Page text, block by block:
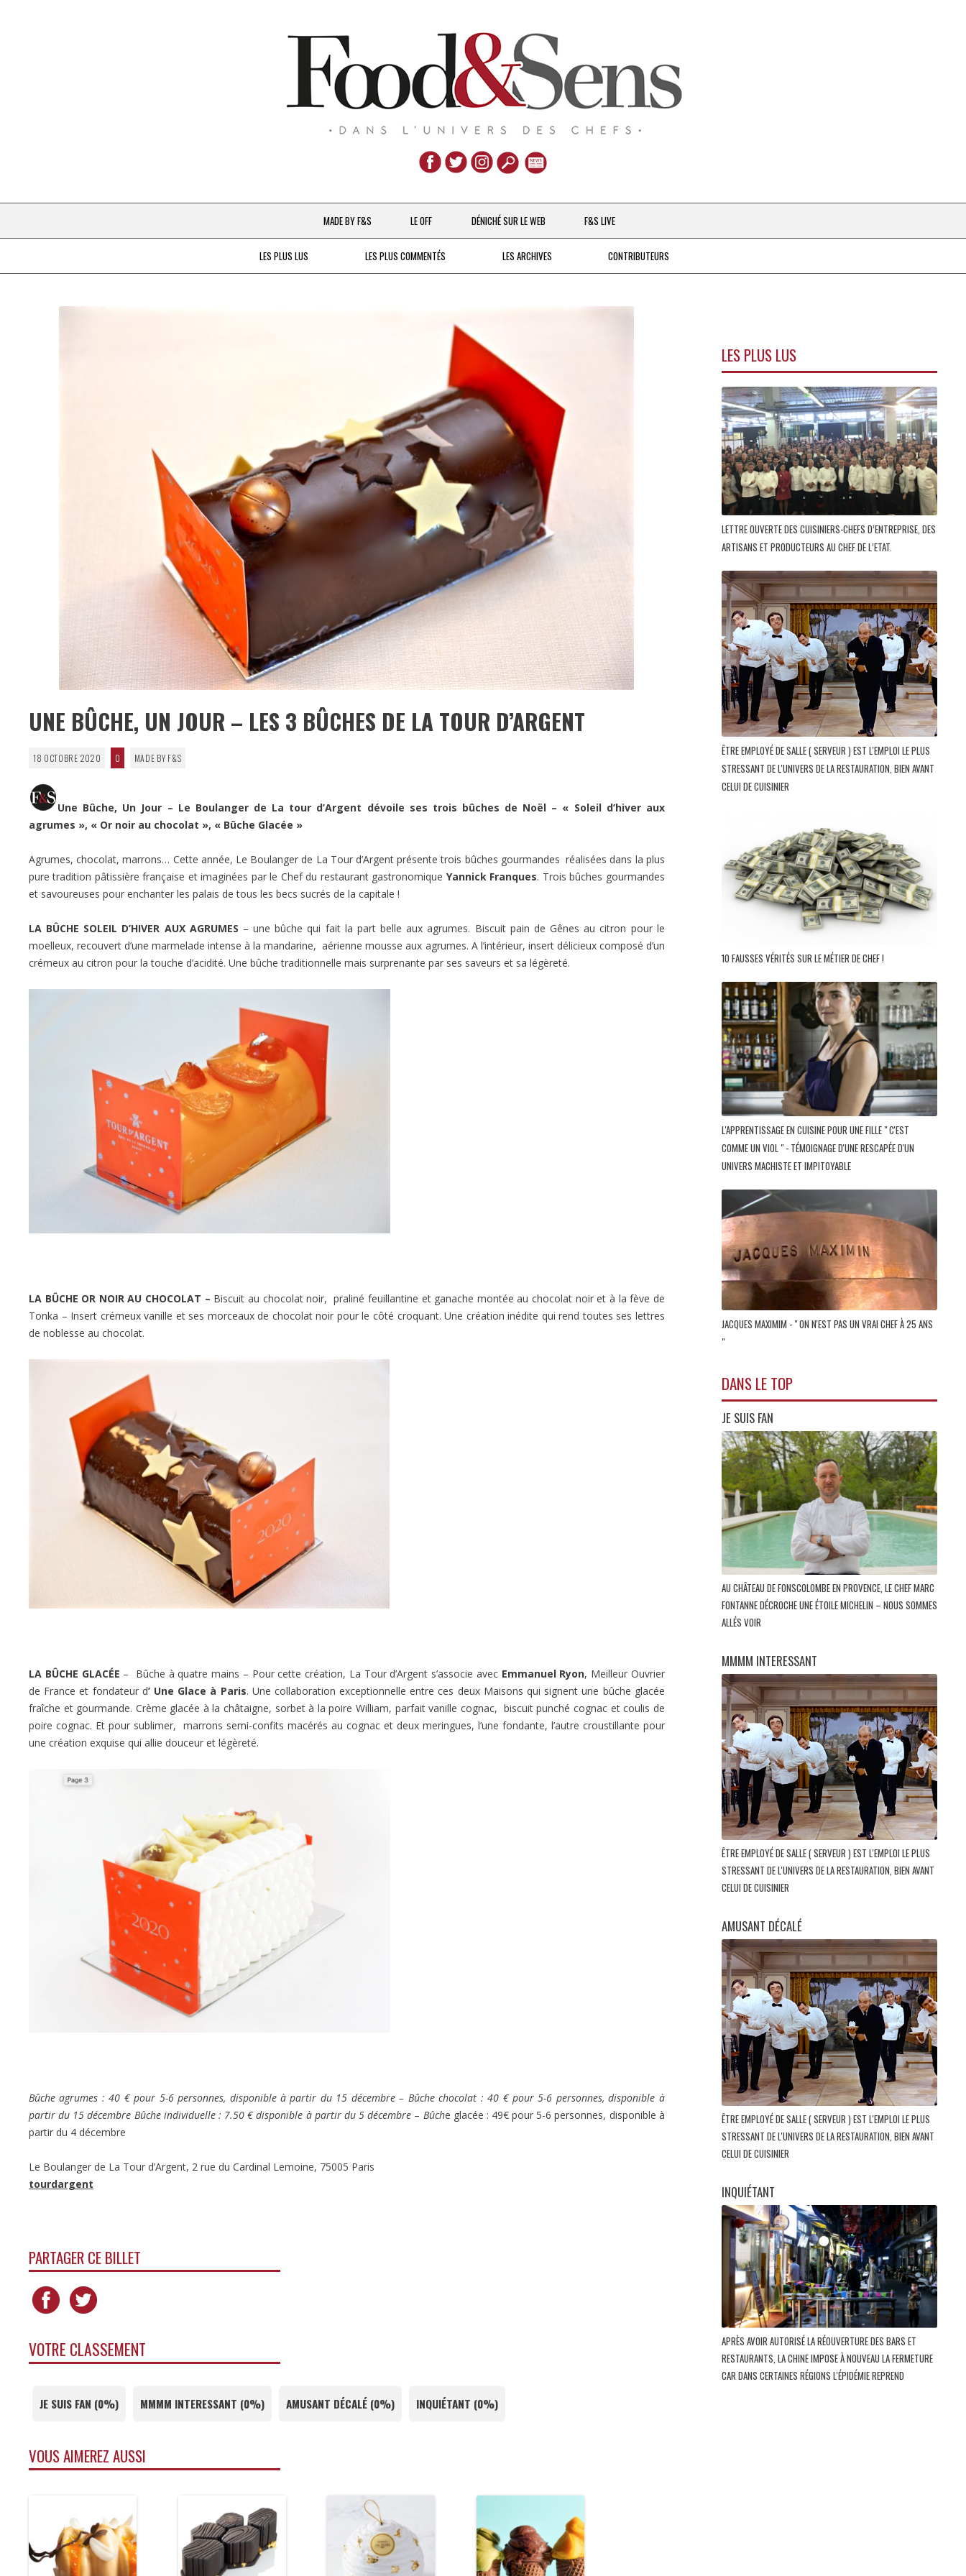
Aller
au
contenu
MADE BY F&S
CHEFS & ACTUALITÉS
LE OFF DÉNICHÉ SUR LE WEB F&S LIVE
LES PLUS LUS LES PLUS COMMENTÉS LES ARCHIVES CONTRIBUTEURS
UNE BÛCHE, UN JOUR – LES 3 BÛCHES DE LA TOUR D’ARGENT
18 OCTOBRE 2020 0 MADE BY F&S
Une Bûche, Un Jour – Le Boulanger de La tour d’Argent dévoile ses trois bûches de Noël – « Soleil d’hiver aux
agrumes », « Or noir au chocolat », « Bûche Glacée »
Agrumes, chocolat, marrons… Cette année, Le Boulanger de La Tour d’Argent présente trois bûches gourmandes réalisées dans la plus
pure tradition pâtissière française et imaginées par le Chef du restaurant gastronomique Yannick Franques. Trois bûches gourmandes
et savoureuses pour enchanter les palais de tous les becs sucrés de la capitale !
LA BÛCHE SOLEIL D’HIVER AUX AGRUMES – une bûche qui fait la part belle aux agrumes. Biscuit pain de Gênes au citron pour le
moelleux, recouvert d’une marmelade intense à la mandarine, aérienne mousse aux agrumes. A l’intérieur, insert délicieux composé d’un
crémeux au citron pour la touche d’acidité. Une bûche traditionnelle mais surprenante par ses saveurs et sa légèreté.
LA BÛCHE OR NOIR AU CHOCOLAT – Biscuit au chocolat noir, praliné feuillantine et ganache montée au chocolat noir et à la fève de
Tonka – Insert crémeux vanille et ses morceaux de chocolat noir pour le côté croquant. Une création inédite qui rend toutes ses lettres
de noblesse au chocolat.
LA BÛCHE GLACÉE – Bûche à quatre mains – Pour cette création, La Tour d’Argent s’associe avec Emmanuel Ryon, Meilleur Ouvrier
de France et fondateur d’ Une Glace à Paris. Une collaboration exceptionnelle entre ces deux Maisons qui signent une bûche glacée
fraîche et gourmande. Crème glacée à la châtaigne, sorbet à la poire William, parfait vanille cognac, biscuit punché cognac et coulis de
poire cognac. Et pour sublimer, marrons semi-confits macérés au cognac et deux meringues, l’une fondante, l’autre croustillante pour
une création exquise qui allie douceur et légèreté.
Bûche agrumes : 40 € pour 5-6 personnes, disponible à partir du 15 décembre – Bûche chocolat : 40 € pour 5-6 personnes, disponible à
partir du 15 décembre Bûche individuelle : 7.50 € disponible à partir du 5 décembre – Bûche glacée : 49€ pour 5-6 personnes, disponible à
partir du 4 décembre
Le Boulanger de La Tour d’Argent, 2 rue du Cardinal Lemoine, 75005 Paris
tourdargent
PARTAGER CE BILLET
VOTRE CLASSEMENT
JE SUIS FAN (0%) MMMM INTERESSANT (0%) AMUSANT DÉCALÉ (0%) INQUIÉTANT (0%)
VOUS AIMEREZ AUSSI
LES PLUS LUS
LETTRE OUVERTE DES CUISINIERS-CHEFS D’ENTREPRISE, DES
ARTISANS ET PRODUCTEURS AU CHEF DE L’ETAT.
ÊTRE EMPLOYÉ DE SALLE ( SERVEUR ) EST L'EMPLOI LE PLUS
STRESSANT DE L'UNIVERS DE LA RESTAURATION, BIEN AVANT
CELUI DE CUISINIER
10 FAUSSES VÉRITÉS SUR LE MÉTIER DE CHEF !
L'APPRENTISSAGE EN CUISINE POUR UNE FILLE " C'EST
COMME UN VIOL " - TÉMOIGNAGE D'UNE RESCAPÉE D'UN
UNIVERS MACHISTE ET IMPITOYABLE
JACQUES MAXIMIM - " ON N'EST PAS UN VRAI CHEF À 25 ANS
"
DANS LE TOP
JE SUIS FAN
AU CHÂTEAU DE FONSCOLOMBE EN PROVENCE, LE CHEF MARC
FONTANNE DÉCROCHE UNE ÉTOILE MICHELIN – NOUS SOMMES
ALLÉS VOIR
MMMM INTERESSANT
ÊTRE EMPLOYÉ DE SALLE ( SERVEUR ) EST L'EMPLOI LE PLUS
STRESSANT DE L'UNIVERS DE LA RESTAURATION, BIEN AVANT
CELUI DE CUISINIER
AMUSANT DÉCALÉ
ÊTRE EMPLOYÉ DE SALLE ( SERVEUR ) EST L'EMPLOI LE PLUS
STRESSANT DE L'UNIVERS DE LA RESTAURATION, BIEN AVANT
CELUI DE CUISINIER
INQUIÉTANT
APRÈS AVOIR AUTORISÉ LA RÉOUVERTURE DES BARS ET
RESTAURANTS, LA CHINE IMPOSE À NOUVEAU LA FERMETURE
CAR DANS CERTAINES RÉGIONS L'ÉPIDÉMIE REPREND